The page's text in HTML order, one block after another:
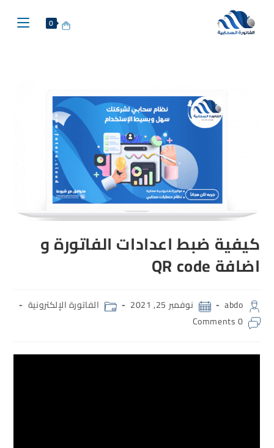
0
كيفية ضبط اعدادات الفاتورة و
اضافة QR code
abdo نوفمبر 25, 2021
الفاتورة الإلكترونية
0 Comments